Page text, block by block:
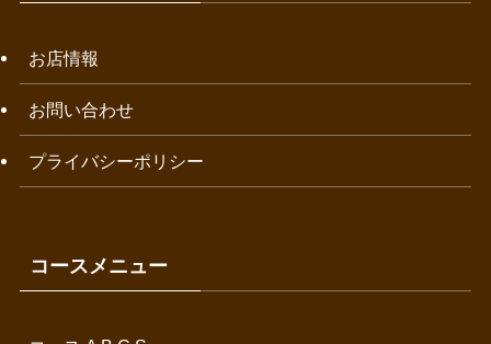
お店情報
お問い合わせ
プライバシーポリシー
コースメニュー